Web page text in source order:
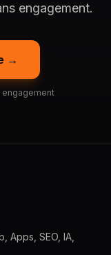
engagement.
→
engagement
Apps, SEO, IA,